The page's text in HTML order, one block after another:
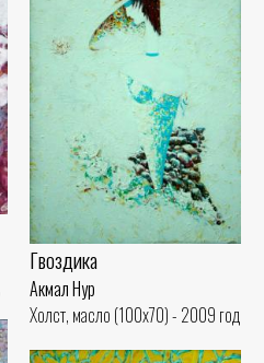
Гвоздика
Акмал Нур
Холст, масло (100x70) - 2009 год